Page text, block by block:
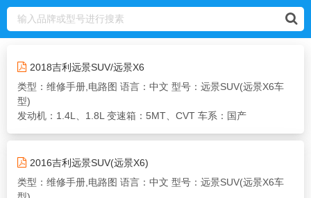
2018吉利远景SUV/远景X6
类型：维修手册,电路图 语言：中文 型号：远景SUV(远景X6车
型)
发动机：1.4L、1.8L 变速箱：5MT、CVT 车系：国产
2016吉利远景SUV(远景X6)
类型：维修手册,电路图 语言：中文 型号：远景SUV(远景X6车